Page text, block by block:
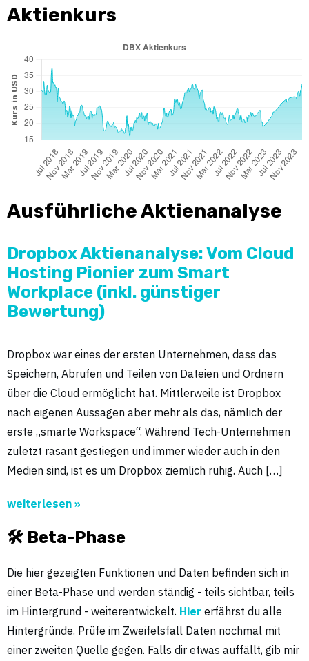
Aktienkurs
Ausführliche Aktienanalyse
Dropbox Aktienanalyse: Vom Cloud
Hosting Pionier zum Smart
Workplace (inkl. günstiger
Bewertung)
Dropbox war eines der ersten Unternehmen, dass das
Speichern, Abrufen und Teilen von Dateien und Ordnern
über die Cloud ermöglicht hat. Mittlerweile ist Dropbox
nach eigenen Aussagen aber mehr als das, nämlich der
erste „smarte Workspace“. Während Tech-Unternehmen
zuletzt rasant gestiegen und immer wieder auch in den
Medien sind, ist es um Dropbox ziemlich ruhig. Auch […]
weiterlesen »
🛠 Beta-Phase
Die hier gezeigten Funktionen und Daten befinden sich in
einer Beta-Phase und werden ständig - teils sichtbar, teils
im Hintergrund - weiterentwickelt. Hier erfährst du alle
Hintergründe. Prüfe im Zweifelsfall Daten nochmal mit
einer zweiten Quelle gegen. Falls dir etwas auffällt, gib mir